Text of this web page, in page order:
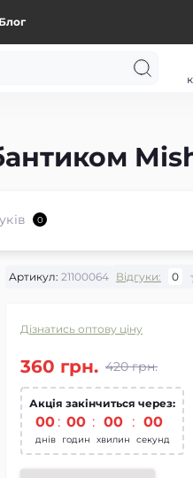
Блог
0
Артикул: 21100064 Відгуки: 0
Дізнатись оптову ціну
420 грн.
360 грн.
Акція закінчиться через:
00
днів
: 00
годин
: 00
хвилин
: 00
секунд